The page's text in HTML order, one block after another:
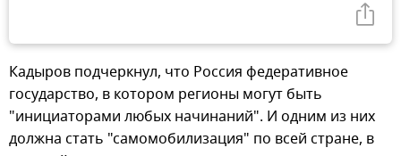
Кадыров подчеркнул, что Россия федеративное
государство, в котором регионы могут быть
"инициаторами любых начинаний". И одним из них
должна стать "самомобилизация" по всей стране, в